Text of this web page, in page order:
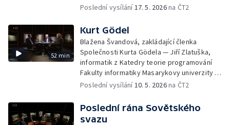
ústavu — a Archivu Akademie věd
Poslední vysílání17. 5. 2026na ČT2
52 min
Kurt Gödel
Blažena Švandová, zakládající členka
Společnosti Kurta Gödela — Jiří Zlatuška,
informatik z Katedry teorie programování
Fakulty informatiky Masarykovy univerzity —
Jiří Raclavský, logik a filozof z Katedry
univerzity
Poslední vysílání10. 5. 2026na ČT2
Poslední rána Sovětského
svazu